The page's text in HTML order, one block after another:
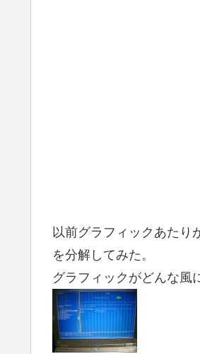
以前グラフィックあた
を分解してみた。
グラフィックがどんな風